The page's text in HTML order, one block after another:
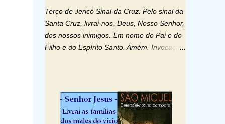
Terço de Jericó Sinal da Cruz: Pelo sinal da
Santa Cruz, livrai-nos, Deus, Nosso Senhor,
dos nossos inimigos. Em nome do Pai e do
Filho e do Espírito Santo. Amém. Invocação
o vosso Espírito e tudo será criado. E
renovareis a face da terra. Oremos: Ó
Deus, que instruístes os corações dos